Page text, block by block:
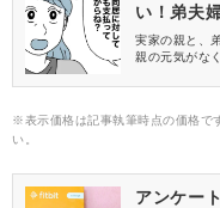
い！弟夫
実家の親と、
親の元気がな
※表示価格は記事執筆時点の価格で
い。
アンケー